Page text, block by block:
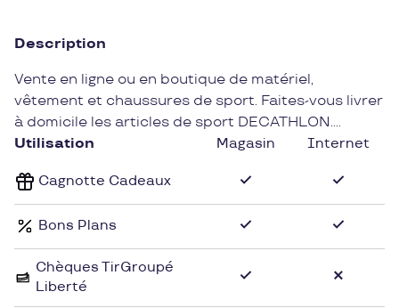
Description
Vente en ligne ou en boutique de matériel,
vêtement et chaussures de sport. Faites-vous livrer
à domicile les articles de sport DECATHLON.
A partir du 1er janvier 2026, les cartes cadeaux ne
Utilisation Magasin Internet
Cagnotte Cadeaux
Bons Plans
Chèques TirGroupé
Liberté